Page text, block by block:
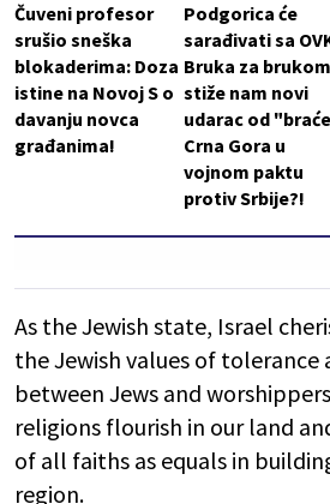
Čuveni profesor
srušio sneška
blokaderima: Doza
istine na Novoj S o
davanju novca
građanima!
Podgorica će
sarađivati sa
Bruka za
stiže nam novi
udarac od
Crna Gora u
vojnom paktu
protiv Srbije?!
As the Jewish state, Israel
the Jewish values of
between Jews and
religions flourish in our land
of all faiths as equals in
region.